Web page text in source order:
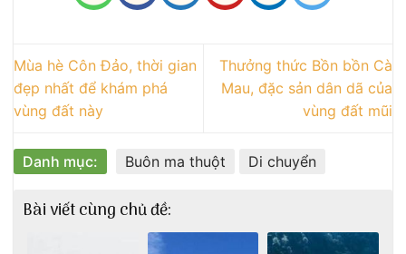
Mùa hè Côn Đảo, thời gian
đẹp nhất để khám phá
vùng đất này
Thưởng thức Bồn bồn Cà
Mau, đặc sản dân dã của
vùng đất mũi
Danh mục: Buôn ma thuột Di chuyển
Bài viết cùng chủ đề: